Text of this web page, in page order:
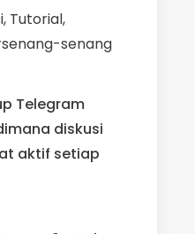
Tutorial,
senang
Telegram
diskusi
aktif setiap